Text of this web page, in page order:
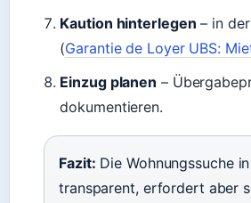
Kaution hinterlegen – in
(Garantie de Loyer UBS:
Einzug planen –
dokumentieren.
Fazit: Die Wohnungssuche
transparent, erfordert aber